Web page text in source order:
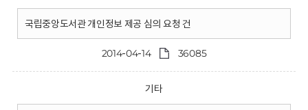
국립중앙도서관 개인정보 제공 심의 요청 건
2014-04-14 36085
기타